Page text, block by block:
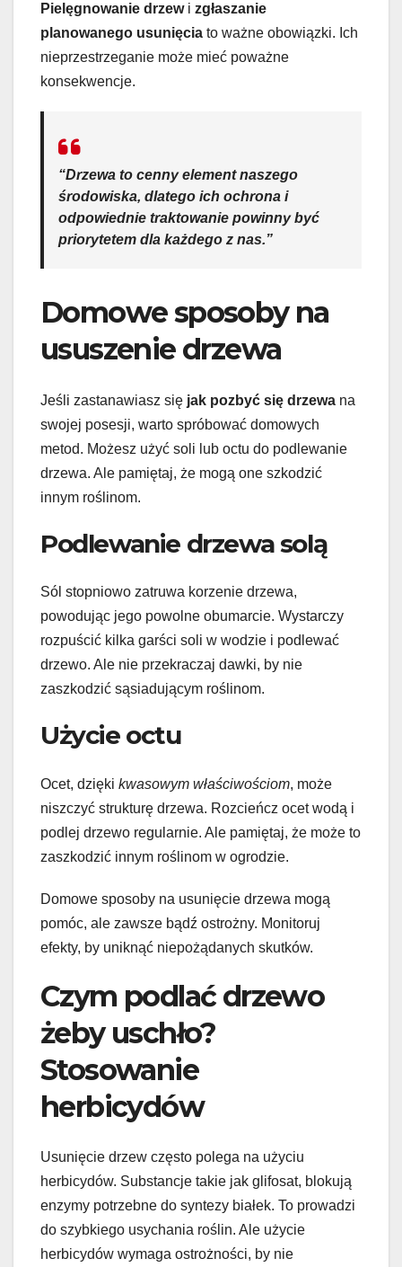
Pielęgnowanie drzewi zgłaszanie
planowanego usunięcia to ważne obowiązki. Ich
nieprzestrzeganie może mieć poważne
konsekwencje.
“Drzewa to cenny element naszego
środowiska, dlatego ich ochrona i
odpowiednie traktowanie powinny być
priorytetem dla każdego z nas.”
Domowe sposoby na
ususzenie drzewa
Jeśli zastanawiasz się jak pozbyć się drzewa na
swojej posesji, warto spróbować domowych
metod. Możesz użyć soli lub octu do podlewanie
drzewa. Ale pamiętaj, że mogą one szkodzić
innym roślinom.
Podlewanie drzewa solą
Sól stopniowo zatruwa korzenie drzewa,
powodując jego powolne obumarcie. Wystarczy
rozpuścić kilka garści soli w wodzie i podlewać
drzewo. Ale nie przekraczaj dawki, by nie
zaszkodzić sąsiadującym roślinom.
Użycie octu
Ocet, dzięki kwasowym właściwościom, może
niszczyć strukturę drzewa. Rozcieńcz ocet wodą i
podlej drzewo regularnie. Ale pamiętaj, że może to
zaszkodzić innym roślinom w ogrodzie.
Domowe sposoby na usunięcie drzewa mogą
pomóc, ale zawsze bądź ostrożny. Monitoruj
efekty, by uniknąć niepożądanych skutków.
Czym podlać drzewo
żeby uschło?
Stosowanie
herbicydów
Usunięcie drzew często polega na użyciu
herbicydów. Substancje takie jak glifosat, blokują
enzymy potrzebne do syntezy białek. To prowadzi
do szybkiego usychania roślin. Ale użycie
herbicydów wymaga ostrożności, by nie